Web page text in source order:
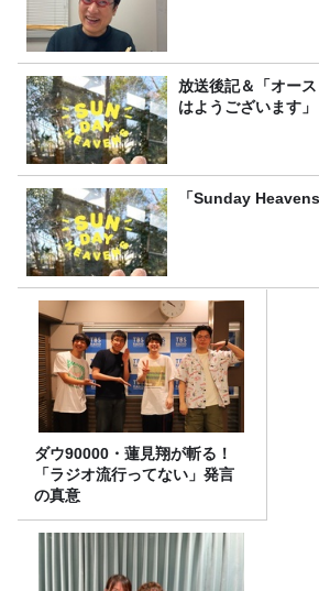
放送後記＆「オー
はようございます」
「Sunday
ダウ90000・蓮見翔が斬る！
「ラジオ流行ってない」発言
の真意